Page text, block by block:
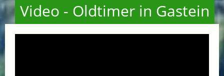
Video - Oldtimer in Gastein